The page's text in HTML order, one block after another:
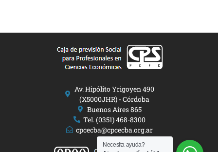
Av. Hipólito Yrigoyen 490
(X5000JHR) - Córdoba
Buenos Aires 865
Tel. (0351) 468-8300
cpcecba@cpcecba.org.ar
Necesita ayuda?